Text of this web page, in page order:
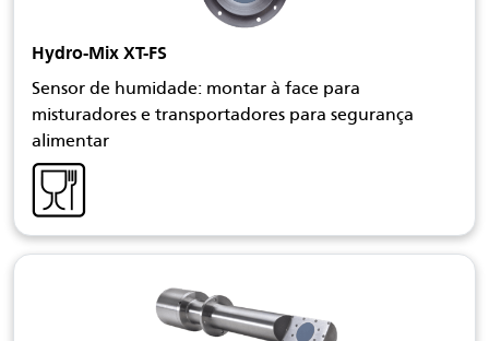
Hydro-Mix XT-FS
Sensor de humidade: montar à face para
misturadores e transportadores para segurança
alimentar